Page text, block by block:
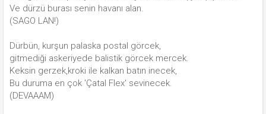
Ve dürzü burası senin havanı alan.
(SAGO LAN!)
Dürbün, kurşun palaska postal görcek,
gitmediği askeriyede balistik görcek mercek.
Keksin gerzek,kroki ile kalkan batın inecek,
Bu duruma en çok 'Çatal Flex' sevinecek.
(DEVAAAM)